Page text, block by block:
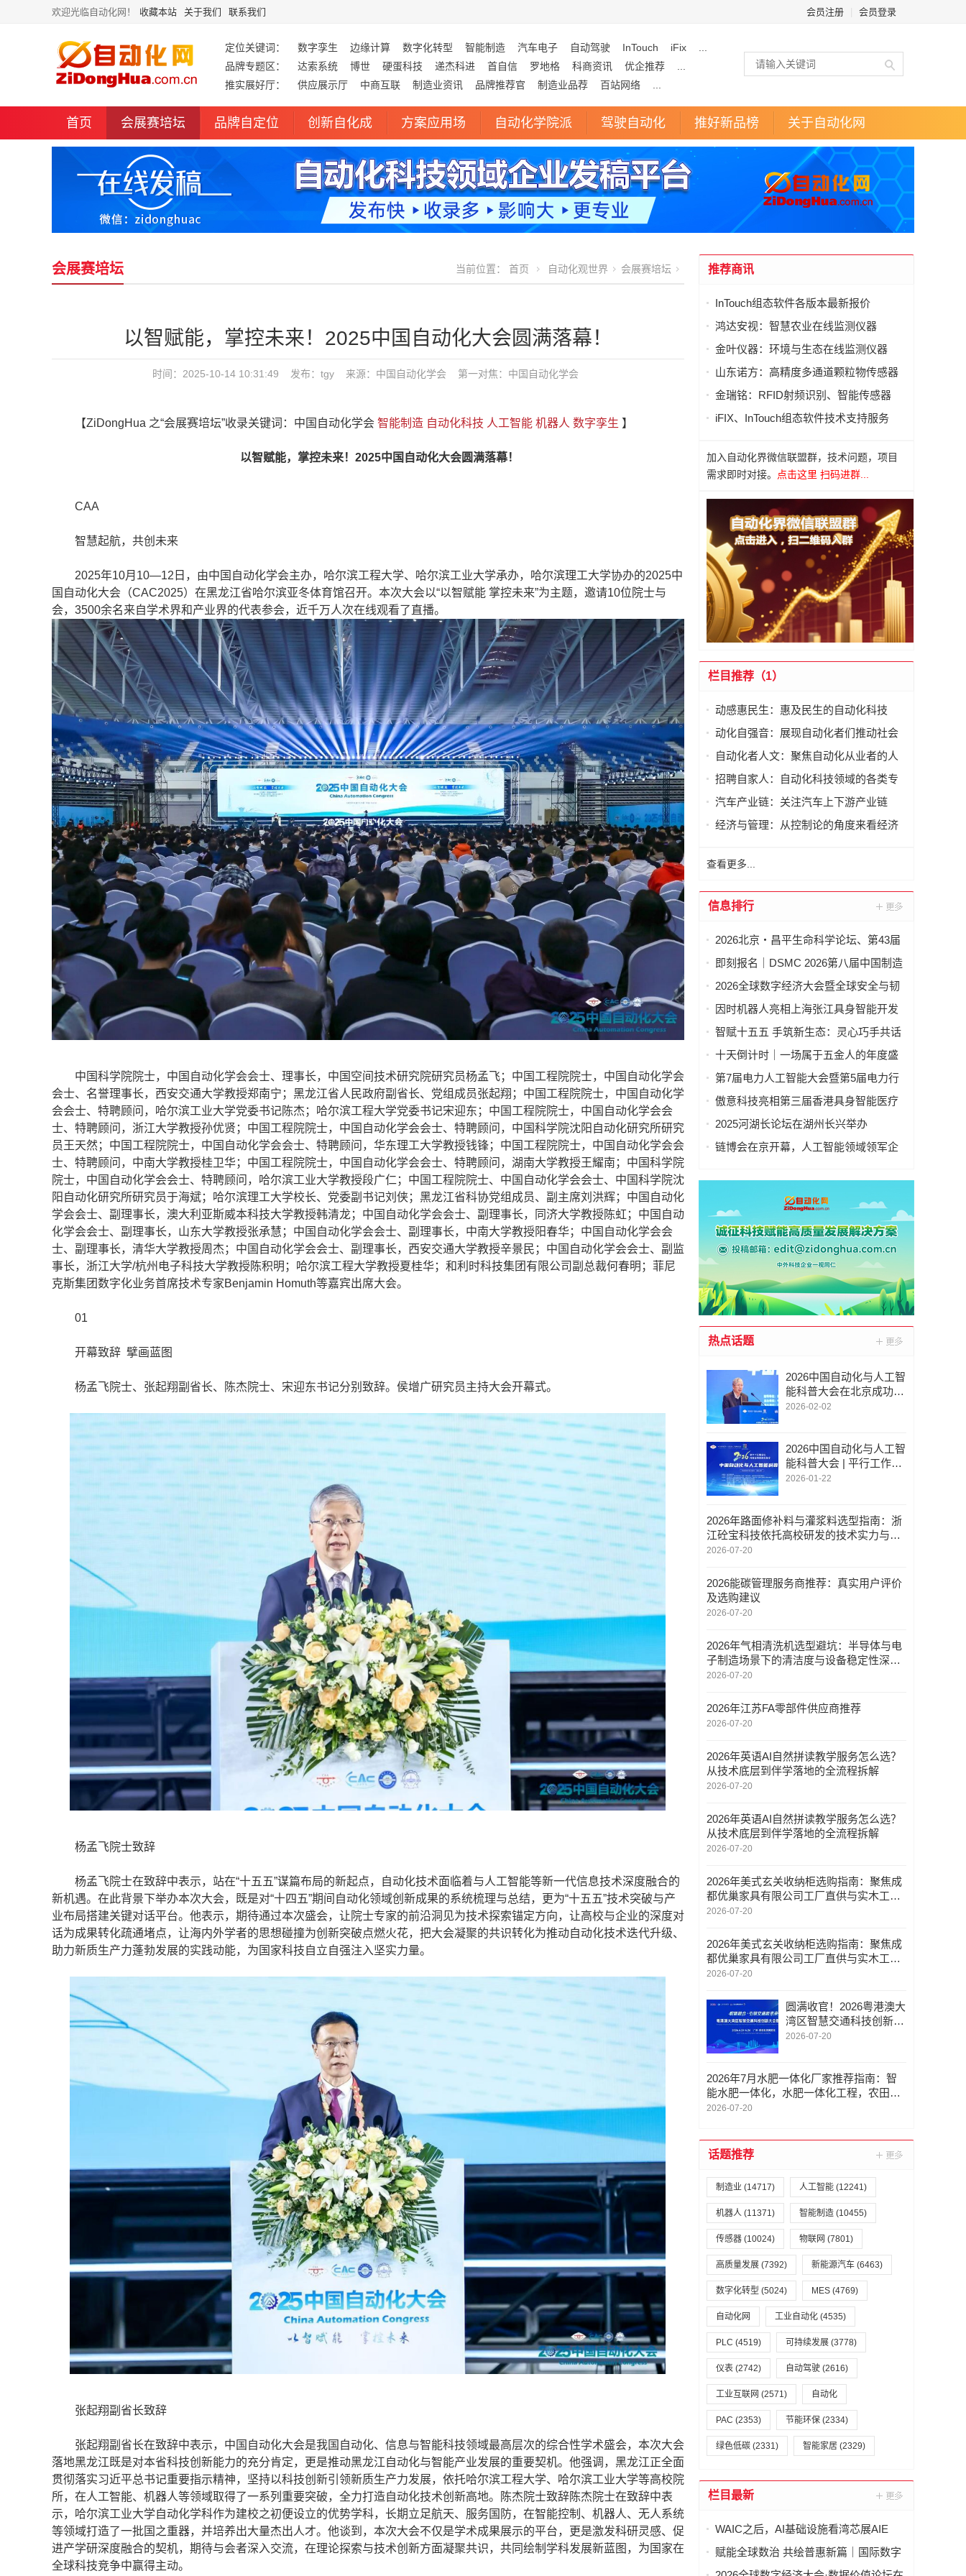
欢迎光临自动化网！ 收藏本站 关于我们 联系我们 会员注册 会员登录
定位关键词： 数字孪生 边缘计算 数字化转型 智能制造 汽车电子 自动驾驶 InTouch iFix
品牌专题区：
达索系统 博世 硬蛋科技 递杰科进 首自信 罗地格 科商资讯 优企推荐
推实展好厅：
供应展示厅 中商互联 制造业资讯 品牌推荐官 制造业品荐 百站网络
首页 会展赛培坛 品牌自定位 创新自化成 方案应用场 自动化学院派 驾驶自动化 推好新品榜 关于自动化网
会展赛培坛 当前位置： 首页 自动化观世界 会展赛培坛
以智赋能，掌控未来！2025中国自动化大会圆满落幕！
时间：2025-10-14 10:31:49 发布：tgy 来源：中国自动化学会 第一对焦： 中国自动化学会
【ZiDongHua 之“会展赛培坛”收录关键词：中国自动化学会 智能制造 自动化科技 人工智能 机器人 数字孪生 】
以智赋能，掌控未来！2025中国自动化大会圆满落幕！
CAA
智慧起航，共创未来
2025年10月10—12日，由中国自动化学会主办，哈尔滨工程大学、哈尔滨工业大学承办，哈尔滨理工大学协办的2025中
国自动化大会（CAC2025）在黑龙江省哈尔滨亚冬体育馆召开。本次大会以“以智赋能 掌控未来”为主题，邀请10位院士与
会，3500余名来自学术界和产业界的代表参会，近千万人次在线观看了直播。
中国科学院院士，中国自动化学会会士、理事长，中国空间技术研究院研究员杨孟飞；中国工程院院士，中国自动化学会
会士、名誉理事长，西安交通大学教授郑南宁；黑龙江省人民政府副省长、党组成员张起翔；中国工程院院士，中国自动化学
会会士、特聘顾问，哈尔滨工业大学党委书记陈杰；哈尔滨工程大学党委书记宋迎东；中国工程院院士，中国自动化学会会
士、特聘顾问，浙江大学教授孙优贤；中国工程院院士，中国自动化学会会士、特聘顾问，中国科学院沈阳自动化研究所研究
员王天然；中国工程院院士，中国自动化学会会士、特聘顾问，华东理工大学教授钱锋；中国工程院院士，中国自动化学会会
士、特聘顾问，中南大学教授桂卫华；中国工程院院士，中国自动化学会会士、特聘顾问，湖南大学教授王耀南；中国科学院
院士，中国自动化学会会士、特聘顾问，哈尔滨工业大学教授段广仁；中国工程院院士、中国自动化学会会士、中国科学院沈
阳自动化研究所研究员于海斌；哈尔滨理工大学校长、党委副书记刘侠；黑龙江省科协党组成员、副主席刘洪辉；中国自动化
学会会士、副理事长，澳大利亚斯威本科技大学教授韩清龙；中国自动化学会会士、副理事长，同济大学教授陈虹；中国自动
化学会会士、副理事长，山东大学教授张承慧；中国自动化学会会士、副理事长，中南大学教授阳春华；中国自动化学会会
士、副理事长，清华大学教授周杰；中国自动化学会会士、副理事长，西安交通大学教授辛景民；中国自动化学会会士、副监
事长，浙江大学/杭州电子科技大学教授陈积明；哈尔滨工程大学教授夏桂华；和利时科技集团有限公司副总裁何春明；菲尼
克斯集团数字化业务首席技术专家Benjamin Homuth等嘉宾出席大会。
01
开幕致辞 擘画蓝图
杨孟飞院士、张起翔副省长、陈杰院士、宋迎东书记分别致辞。侯增广研究员主持大会开幕式。
杨孟飞院士致辞
杨孟飞院士在致辞中表示，站在“十五五”谋篇布局的新起点，自动化技术面临着与人工智能等新一代信息技术深度融合的
新机遇。在此背景下举办本次大会，既是对“十四五”期间自动化领域创新成果的系统梳理与总结，更为“十五五”技术突破与产
业布局搭建关键对话平台。他表示，期待通过本次盛会，让院士专家的前沿洞见为技术探索锚定方向，让高校与企业的深度对
话为成果转化疏通堵点，让海内外学者的思想碰撞为创新突破点燃火花，把大会凝聚的共识转化为推动自动化技术迭代升级、
助力新质生产力蓬勃发展的实践动能，为国家科技自立自强注入坚实力量。
张起翔副省长致辞
张起翔副省长在致辞中表示，中国自动化大会是我国自动化、信息与智能科技领域最高层次的综合性学术盛会，本次大会
落地黑龙江既是对本省科技创新能力的充分肯定，更是推动黑龙江自动化与智能产业发展的重要契机。他强调，黑龙江正全面
贯彻落实习近平总书记重要指示精神，坚持以科技创新引领新质生产力发展，依托哈尔滨工程大学、哈尔滨工业大学等高校院
所，在人工智能、机器人等领域取得了一系列重要突破，全力打造自动化技术创新高地。陈杰院士致辞陈杰院士在致辞中表
示，哈尔滨工业大学自动化学科作为建校之初便设立的优势学科，长期立足航天、服务国防，在智能控制、机器人、无人系统
等领域打造了一批国之重器，并培养出大量杰出人才。他谈到，本次大会不仅是学术成果展示的平台，更是激发科研灵感、促
进产学研深度融合的契机，期待与会者深入交流，在理论探索与技术创新方面凝聚共识，共同绘制学科发展新蓝图，为国家在
全球科技竞争中赢得主动。
推荐商讯
InTouch组态软件各版本最新报价
鸿达安视：智慧农业在线监测仪器
金叶仪器：环境与生态在线监测仪器
山东诺方：高精度多通道颗粒物传感器
金瑞铭：RFID射频识别、智能传感器
iFIX、InTouch组态软件技术支持服务
加入自动化界微信联盟群，技术问题，项目
需求即时对接。
点击这里 扫码进群...
栏目推荐（1）
动感惠民生：惠及民生的自动化科技
动化自强音：展现自动化者们推动社会
进步发出的响亮声音
自动化者人文：聚焦自动化从业者的人
文思考
招聘自家人：自动化科技领域的各类专
家及人才需求资讯
汽车产业链：关注汽车上下游产业链
经济与管理：从控制论的角度来看经济
查看更多...
信息排行
2026北京・昌平生命科学论坛、第43届
全国医药工业信息年会在京开幕
即刻报名｜DSMC 2026第八届中国制造
业&新能源数智峰会全新启程！
2026全球数字经济大会暨全球安全与韧
性经济AI论坛在京隆重召开
因时机器人亮相上海张江具身智能开发
者大会
智赋十五五 手筑新生态：灵心巧手共话
具身智能新基建
十天倒计时｜一场属于五金人的年度盛
会，即将启幕！
第7届电力人工智能大会暨第5届电力行
业数字化转型大会，10月相约杭州！
傲意科技亮相第三届香港具身智能医疗
科技论坛，共同探讨医疗科技企业出海
2025河湖长论坛在湖州长兴举办
链博会在京开幕，人工智能领域领军企
热点话题
2026中国自动化与人工智
能科普大会在北京成功举
办|杨孟飞:推动自动化与
2026-02-02
2026中国自动化与人工智
能科普大会 | 平行工作坊
“AI + STEM：GenAI时代
2026-01-22
2026年路面修补料与灌浆料选型指南：浙
江砼宝科技依托高校研发的技术实力与工
程应用解析
2026-07-20
2026能碳管理服务商推荐：真实用户评价
及选购建议
2026-07-20
2026年气相清洗机选型避坑：半导体与电
子制造场景下的清洁度与设备稳定性深度
解析
2026-07-20
2026年江苏FA零部件供应商推荐
2026-07-20
2026年英语AI自然拼读教学服务怎么选？
从技术底层到伴学落地的全流程拆解
2026-07-20
2026年英语AI自然拼读教学服务怎么选？
从技术底层到伴学落地的全流程拆解
2026-07-20
2026年美式玄关收纳柜选购指南：聚焦成
都优巢家具有限公司工厂直供与实木工艺
解析
2026-07-20
2026年美式玄关收纳柜选购指南：聚焦成
都优巢家具有限公司工厂直供与实木工艺
解析
2026-07-20
圆满收官！2026粤港澳大
湾区智慧交通科技创新大
会暨成果展交出亮眼答卷
2026-07-20
2026年7月水肥一体化厂家推荐指南：智
能水肥一体化，水肥一体化工程，农田灌
溉水肥一体化，温室水肥一体化，水肥一
2026-07-20
话题推荐
制造业 (14717) 人工智能 (12241)
机器人 (11371) 智能制造 (10455)
传感器 (10024) 物联网 (7801)
高质量发展 (7392) 新能源汽车 (6463)
数字化转型 (5024) MES (4769)
自动化网 工业自动化 (4535)
PLC (4519) 可持续发展 (3778)
仪表 (2742) 自动驾驶 (2616)
工业互联网 (2571) 自动化
PAC (2353) 节能环保 (2334)
绿色低碳 (2331) 智能家居 (2329)
栏目最新
WAIC之后，AI基础设施看湾芯展AIE
赋能全球数治 共绘普惠新篇｜国际数字
经济治理与领军人才能力建设项目（第